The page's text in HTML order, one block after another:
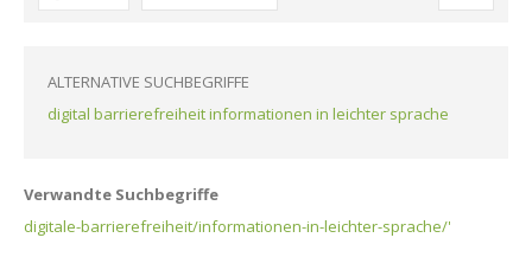
ALTERNATIVE SUCHBEGRIFFE
digital barrierefreiheit informationen in leichter sprache
Verwandte Suchbegriffe
digitale-barrierefreiheit/informationen-in-leichter-sprache/'